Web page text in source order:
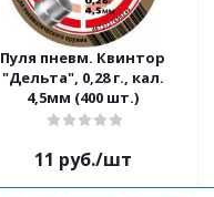
Пуля пневм. Квинтор
"Дельта", 0,28 г., кал.
4,5мм (400 шт.)
11 руб./шт